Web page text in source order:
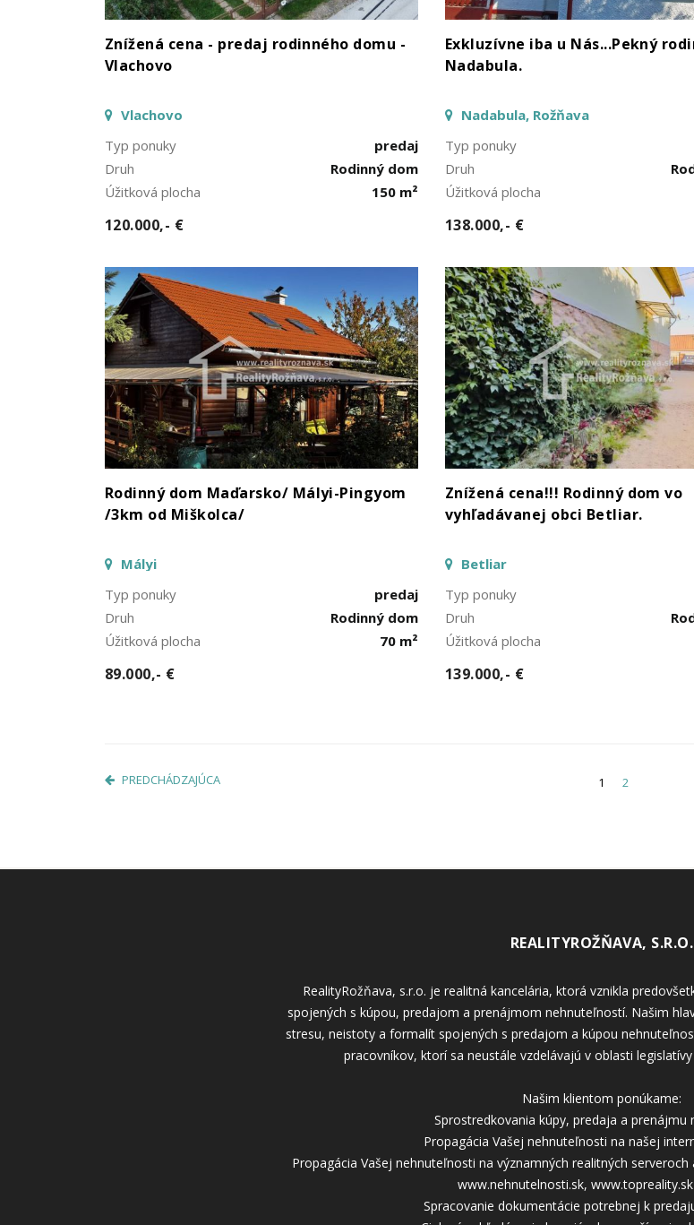
Znížená cena - predaj rodinného domu -
Vlachovo
Vlachovo
Typ ponuky
predaj
Druh
Rodinný dom
Úžitková plocha
150 m²
120.000,- €
Exkluzívne iba u Nás...Pekný
Nadabula.
Nadabula, Rožňava
Typ ponuky
Druh
Úžitková plocha
138.000,- €
Rodinný dom Maďarsko/ Mályi-Pingyom
/3km od Miškolca/
Mályi
Typ ponuky
predaj
Druh
Rodinný dom
Úžitková plocha
70 m²
89.000,- €
Znížená cena!!! Rodinný dom vo
vyhľadávanej obci Betliar.
Betliar
Typ ponuky
Druh
Úžitková plocha
139.000,- €
PREDCHÁDZAJÚCA 1 2
REALITYROŽŇAVA, S.R.O.
RealityRožňava, s.r.o. je realitná kancelária, ktorá vznikla
spojených s kúpou, predajom a prenájmom nehnuteľností. Našim
stresu, neistoty a formalít spojených s predajom a kúpou
pracovníkov, ktorí sa neustále vzdelávajú v oblasti
Našim klientom ponúkame:
Sprostredkovania kúpy, predaja a prenájmu
Propagácia Vašej nehnuteľnosti na našej
Propagácia Vašej nehnuteľnosti na významných realitných
www.nehnutelnosti.sk,
Spracovanie dokumentácie potrebnej k